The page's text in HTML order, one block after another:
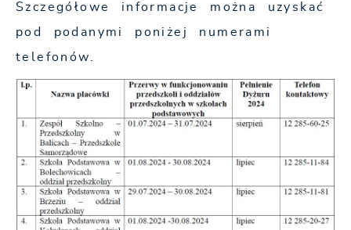
Szczegółowe informacje można uzyskać
pod podanymi poniżej numerami
telefonów.